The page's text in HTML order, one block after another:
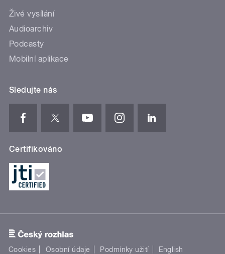
Živé vysílání
Audioarchiv
Podcasty
Mobilní aplikace
Sledujte nás
Certifikováno
Cookies Osobní údaje Podmínky užití English